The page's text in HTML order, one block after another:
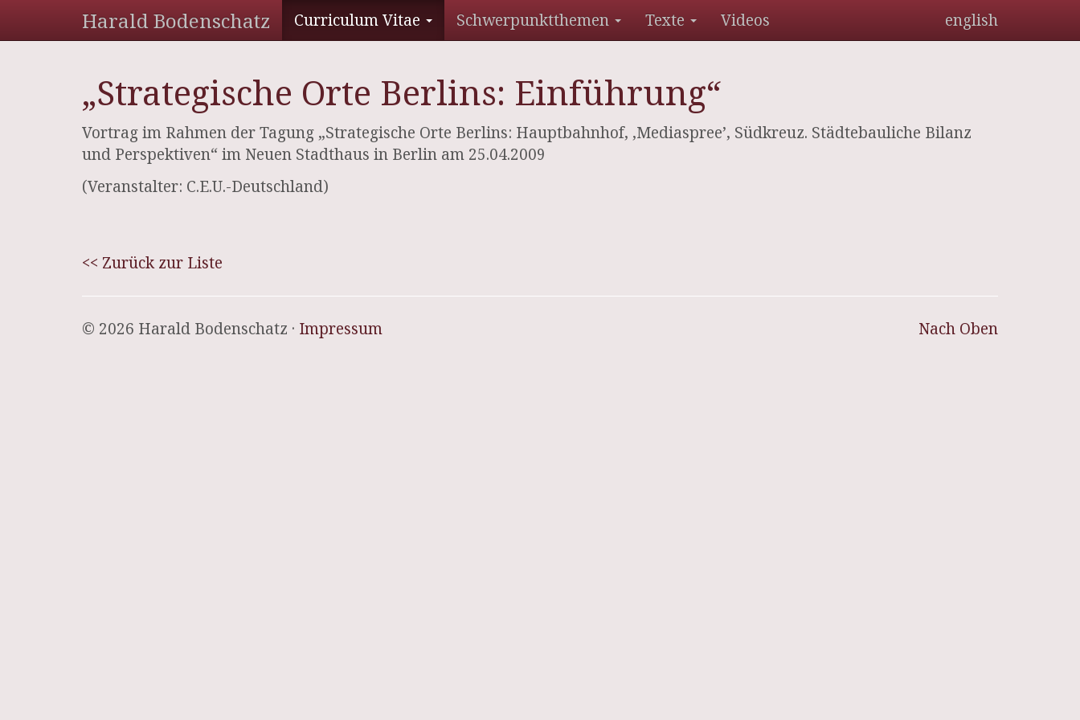
Harald Bodenschatz Curriculum Vitae Schwerpunktthemen Texte Videos english
„Strategische Orte Berlins: Einführung“
Vortrag im Rahmen der Tagung „Strategische Orte Berlins: Hauptbahnhof, ‚Mediaspree’, Südkreuz. Städtebauliche Bilanz
und Perspektiven“ im Neuen Stadthaus in Berlin am 25.04.2009
(Veranstalter: C.E.U.-Deutschland)
<< Zurück zur Liste
Nach Oben
© 2026 Harald Bodenschatz · Impressum